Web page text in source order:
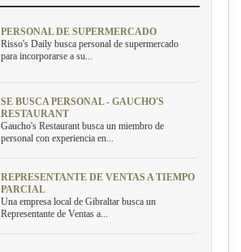
PERSONAL DE SUPERMERCADO
Risso's Daily busca personal de supermercado
para incorporarse a su...
SE BUSCA PERSONAL - GAUCHO'S
RESTAURANT
Gaucho's Restaurant busca un miembro de
personal con experiencia en...
REPRESENTANTE DE VENTAS A TIEMPO
PARCIAL
Una empresa local de Gibraltar busca un
Representante de Ventas a...